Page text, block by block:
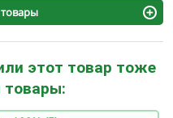
этот товар тоже
товары: